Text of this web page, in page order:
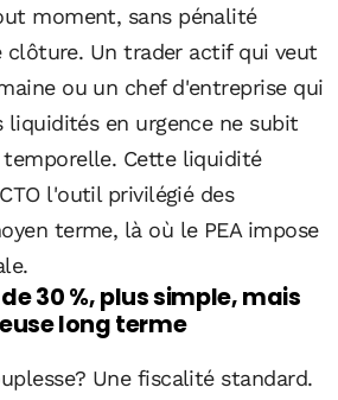
moment, sans pénalité
clôture. Un trader actif qui veut
ou un chef d'entreprise qui
liquidités en urgence ne subit
Cette liquidité
l'outil privilégié des
terme, là où le PEA impose
30 %, plus simple, mais
long terme
Une fiscalité standard.